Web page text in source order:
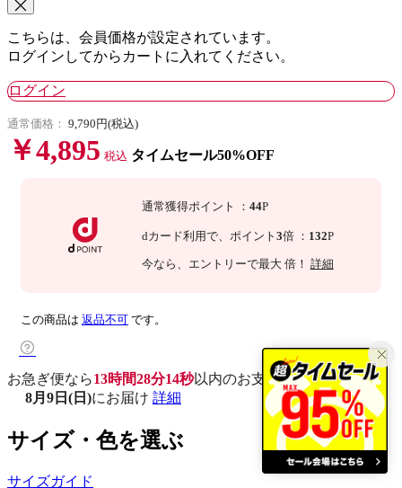
こちらは、会員価格が設定されています。
ログインしてからカートに入れてください。
ログイン
通常価格： 9,790円(税込)
￥4,895 税込 タイムセール50%OFF
通常獲得ポイント ： 44P
dカード利用で、 ポイント 3倍 ： 132P
今なら 、エントリーで最大 倍！ 詳細
この商品は 返品不可 です。
お急ぎ便なら13時間28分13秒以内のお支払いで
8月9日(日)にお届け 詳細
サイズ・色を選ぶ
サイズガイド